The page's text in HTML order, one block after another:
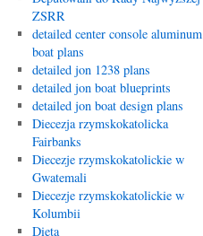
ZSRR
detailed center console aluminum
boat plans
detailed jon 1238 plans
detailed jon boat blueprints
detailed jon boat design plans
Diecezja rzymskokatolicka
Fairbanks
Diecezje rzymskokatolickie w
Gwatemali
Diecezje rzymskokatolickie w
Kolumbii
Dieta